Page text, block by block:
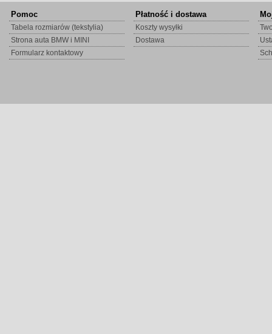
Pomoc
Tabela rozmiarów (tekstylia)
Strona auta BMW i MINI
Formularz kontaktowy
Płatność i dostawa
Koszty wysyłki
Dostawa